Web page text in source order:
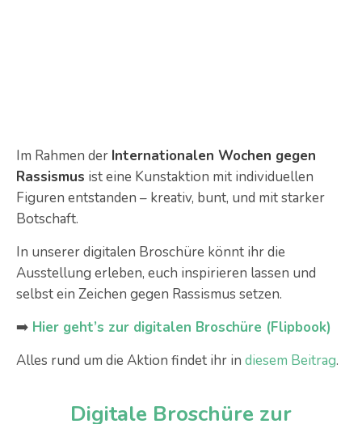
Im Rahmen der Internationalen Wochen gegen
Rassismus ist eine Kunstaktion mit individuellen
Figuren entstanden – kreativ, bunt, und mit starker
Botschaft.
In unserer digitalen Broschüre könnt ihr die
Ausstellung erleben, euch inspirieren lassen und
selbst ein Zeichen gegen Rassismus setzen.
➡️ Hier geht’s zur digitalen Broschüre (Flipbook)
Alles rund um die Aktion findet ihr in diesem Beitrag.
Digitale Broschüre zur